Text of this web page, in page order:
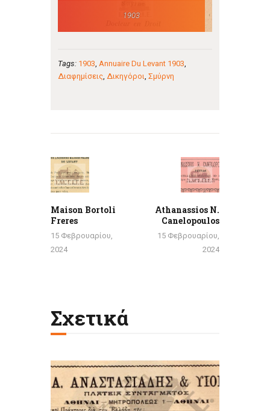
1903
Tags: 1903, Annuaire Du Levant 1903,
Διαφημίσεις, Δικηγόροι, Σμύρνη
άρθρων
Maison Bortoli
Freres
15 Φεβρουαρίου,
2024
Athanassios N.
Canelopoulos
15 Φεβρουαρίου,
2024
Σχετικά